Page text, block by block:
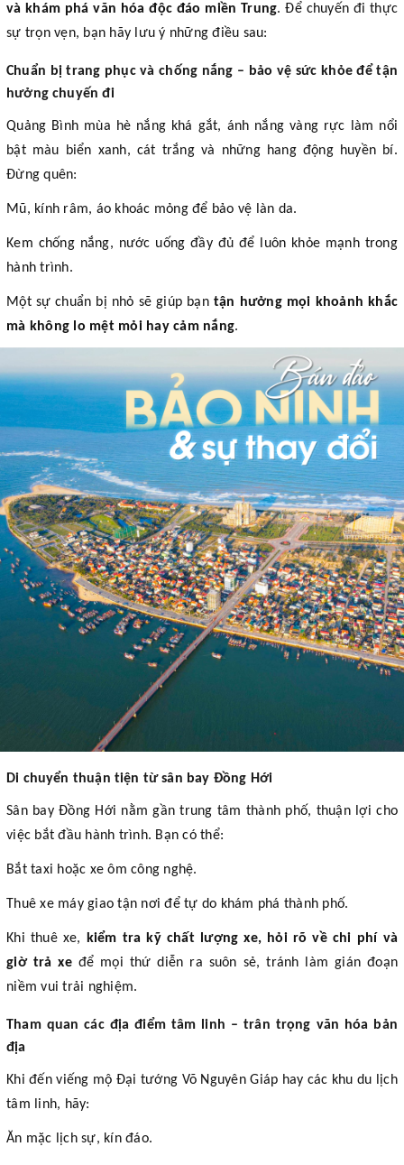
và khám phá văn hóa độc đáo miền Trung. Để chuyến đi thực
sự trọn vẹn, bạn hãy lưu ý những điều sau:
Chuẩn bị trang phục và chống nắng – bảo vệ sức khỏe để tận
hưởng chuyến đi
Quảng Bình mùa hè nắng khá gắt, ánh nắng vàng rực làm nổi
bật màu biển xanh, cát trắng và những hang động huyền bí.
Đừng quên:
Mũ, kính râm, áo khoác mỏng để bảo vệ làn da.
Kem chống nắng, nước uống đầy đủ để luôn khỏe mạnh trong
hành trình.
Một sự chuẩn bị nhỏ sẽ giúp bạn tận hưởng mọi khoảnh khắc
mà không lo mệt mỏi hay cảm nắng.
Di chuyển thuận tiện từ sân bay Đồng Hới
Sân bay Đồng Hới nằm gần trung tâm thành phố, thuận lợi cho
việc bắt đầu hành trình. Bạn có thể:
Bắt taxi hoặc xe ôm công nghệ.
Thuê xe máy giao tận nơi để tự do khám phá thành phố.
Khi thuê xe, kiểm tra kỹ chất lượng xe, hỏi rõ về chi phí và
giờ trả xeđể mọi thứ diễn ra suôn sẻ, tránh làm gián đoạn
niềm vui trải nghiệm.
Tham quan các địa điểm tâm linh – trân trọng văn hóa bản
địa
Khi đến viếng mộ Đại tướng Võ Nguyên Giáp hay các khu du lịch
tâm linh, hãy:
Ăn mặc lịch sự, kín đáo.